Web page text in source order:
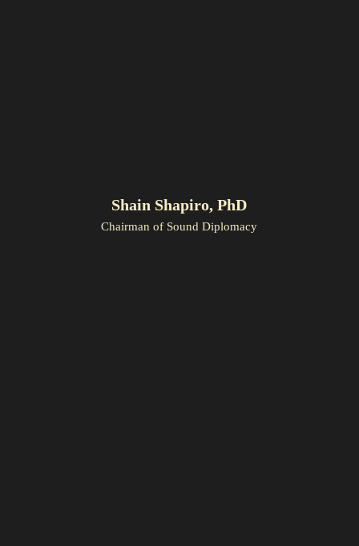
Shain Shapiro, PhD
Chairman of Sound Diplomacy